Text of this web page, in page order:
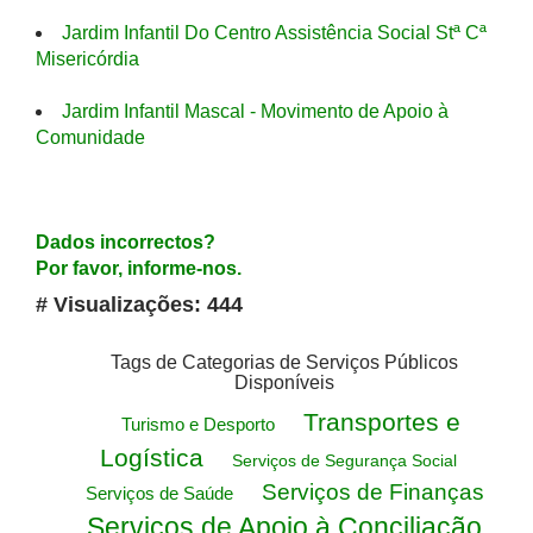
Jardim Infantil Do Centro Assistência Social Stª Cª
Misericórdia
Jardim Infantil Mascal - Movimento de Apoio à
Comunidade
Dados incorrectos?
Por favor, informe-nos.
# Visualizações: 444
Tags de Categorias de Serviços Públicos
Disponíveis
Turismo e Desporto
Transportes e
Logística
Serviços de Segurança Social
Serviços de Saúde Serviços de Finanças